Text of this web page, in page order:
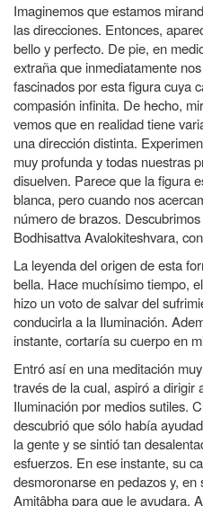
Imaginemos que estamos
las direcciones. Entonces,
bello y perfecto. De pie, en
extraña que inmediatamente
fascinados por esta figura cuya
compasión infinita. De hecho,
vemos que en realidad tiene
una dirección distinta.
muy profunda y todas nuestras
disuelven. Parece que la figura
blanca, pero cuando nos
número de brazos.
Bodhisattva Avalokiteshvara,
La leyenda del origen de esta
bella. Hace muchísimo tiempo,
hizo un voto de salvar del
conducirla a la Iluminación.
instante, cortaría su cuerpo en
Entró así en una meditación
través de la cual, aspiró a dirigir
Iluminación por medios sutiles.
descubrió que sólo había
la gente y se sintió tan
esfuerzos. En ese instante, su
desmoronarse en pedazos y,
Amitâbha para que le ayudara.